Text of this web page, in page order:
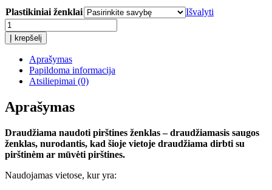
Plastikiniai ženklai
Išvalyti
produkto
kiekis:
Draudžiama
naudoti
pirštines
Į krepšelį
Aprašymas
Papildoma informacija
Atsiliepimai (0)
Aprašymas
Draudžiama naudoti pirštines ženklas – draudžiamasis saugos
ženklas, nurodantis, kad šioje vietoje draudžiama dirbti su
pirštinėm ar mūvėti pirštines.
Naudojamas vietose, kur yra: